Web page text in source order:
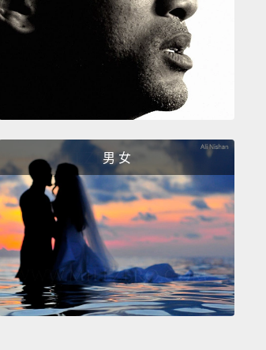
is my rock.
我的堅石。
男 女